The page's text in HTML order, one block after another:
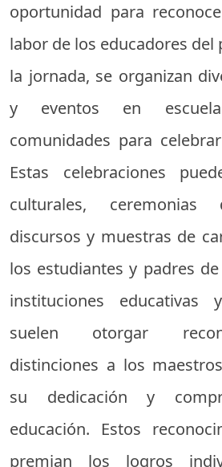
oportunidad para
labor de los educadores del
la jornada, se organizan
y eventos en
comunidades para
Estas celebraciones
culturales, ceremonias
discursos y muestras de
los estudiantes y padres
instituciones educativas
suelen otorgar
distinciones a los
su dedicación y
educación. Estos
premian los logros